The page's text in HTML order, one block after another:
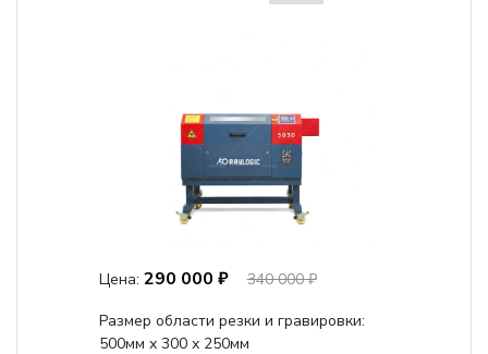
Цена: 290 000 ₽
340 000 ₽
Размер области резки и гравировки:
500мм х 300 х 250мм